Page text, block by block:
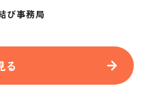
紹介
び事務局
る